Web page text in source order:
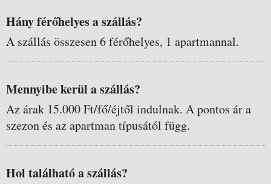
Hány férőhelyes a szállás?
A szállás összesen 6 férőhelyes, 1 apartmannal.
Mennyibe kerül a szállás?
Az árak 15.000 Ft/fő/éjtől indulnak. A pontos ár a
szezon és az apartman típusától függ.
Hol található a szállás?